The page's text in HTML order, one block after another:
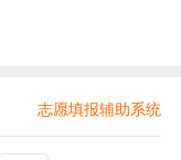
志愿填报辅助系统